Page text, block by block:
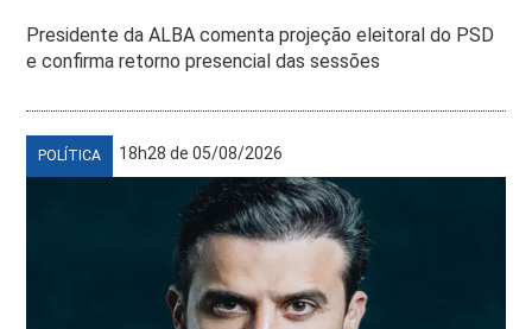
Presidente da ALBA comenta projeção eleitoral do PSD
e confirma retorno presencial das sessões
POLÍTICA 18h28 de 05/08/2026